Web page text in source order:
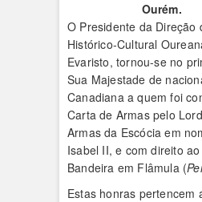
Ourém.
O Presidente da Direção
Histórico-Cultural
Evaristo, tornou-se no
Sua Majestade de
Canadiana a quem foi
Carta de Armas pelo
Armas da Escócia em
Isabel II, e com direito
Bandeira em Flâmula (
Estas honras pertencem